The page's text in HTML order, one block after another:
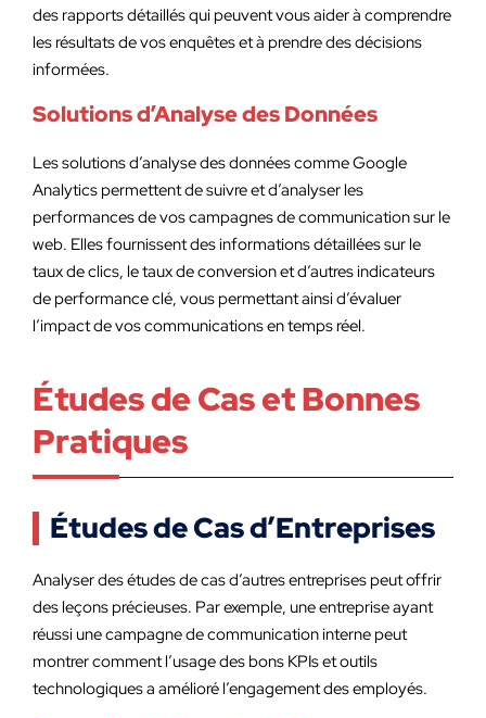
des rapports détaillés qui peuvent vous aider à comprendre
les résultats de vos enquêtes et à prendre des décisions
informées.
Solutions d’Analyse des Données
Les solutions d’analyse des données comme Google
Analytics permettent de suivre et d’analyser les
performances de vos campagnes de communication sur le
web. Elles fournissent des informations détaillées sur le
taux de clics, le taux de conversion et d’autres indicateurs
de performance clé, vous permettant ainsi d’évaluer
l’impact de vos communications en temps réel.
Études de Cas et Bonnes
Pratiques
Études de Cas d’Entreprises
Analyser des études de cas d’autres entreprises peut offrir
des leçons précieuses. Par exemple, une entreprise ayant
réussi une campagne de communication interne peut
montrer comment l’usage des bons KPIs et outils
technologiques a amélioré l’engagement des employés.